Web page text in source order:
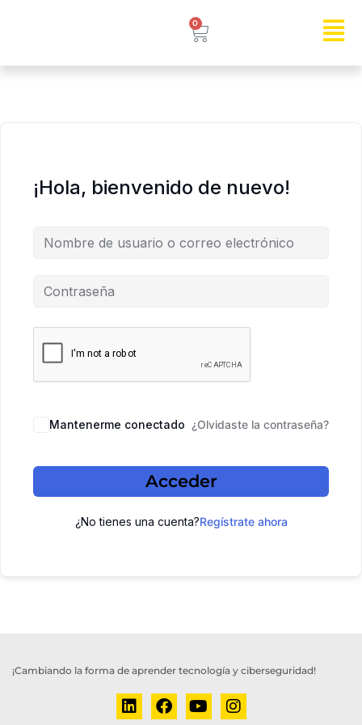
0
¡Hola, bienvenido de nuevo!
Mantenerme conectado ¿Olvidaste la contraseña?
Acceder
¿No tienes una cuenta?Regístrate ahora
¡Cambiando la forma de aprender tecnología y ciberseguridad!